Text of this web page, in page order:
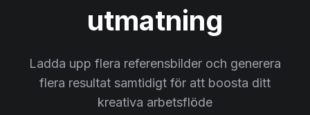
utmatning
Ladda upp flera referensbilder och generera
flera resultat samtidigt för att boosta ditt
kreativa arbetsflöde